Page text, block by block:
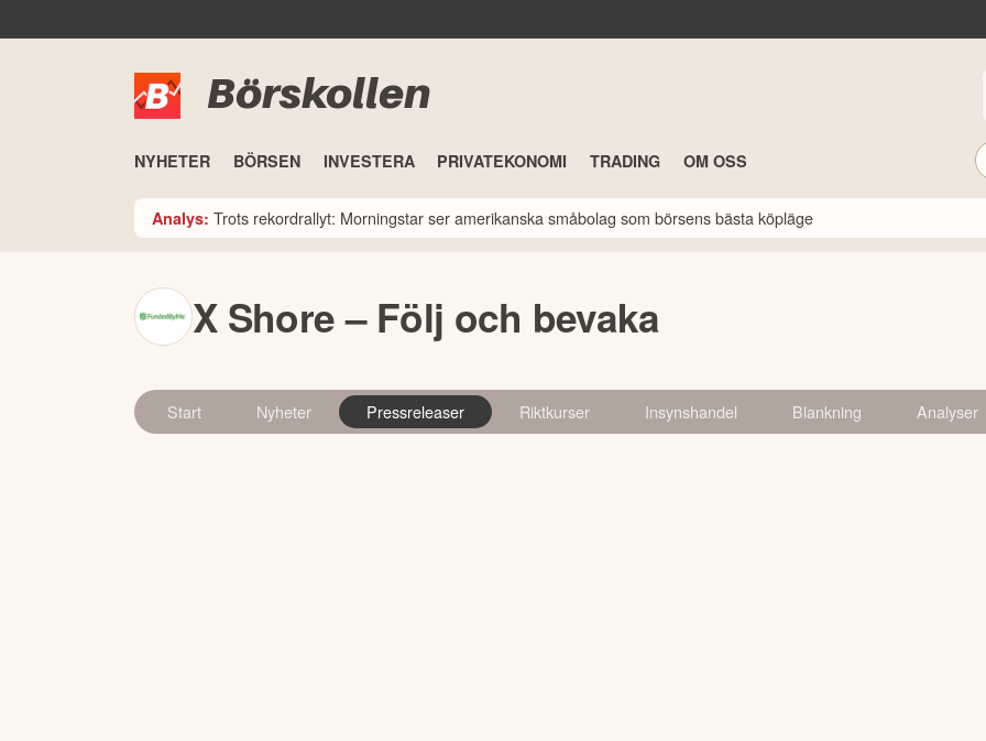
Börskollen
NYHETER BÖRSEN INVESTERA PRIVATEKONOMI TRADING OM OSS
Analys: Trots rekordrallyt: Morningstar ser amerikanska småbolag som börsens bästa köpläge
X Shore – Följ och bevaka
Start Nyheter Pressreleaser Riktkurser Insynshandel Blankning Analyser